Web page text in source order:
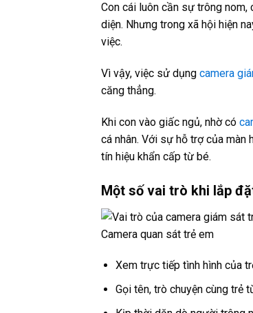
Con cái luôn cần sự trông
diện. Nhưng trong xã hội hiện
việc.
Vì vậy, việc sử dụng camera
căng thẳng.
Khi con vào giấc ngủ, nhờ có
cá nhân. Với sự hỗ trợ của màn
tín hiệu khẩn cấp từ bé.
Một số vai trò khi lắp
Camera quan sát trẻ em
Xem trực tiếp tình hình của
Gọi tên, trò chuyện cùng trẻ